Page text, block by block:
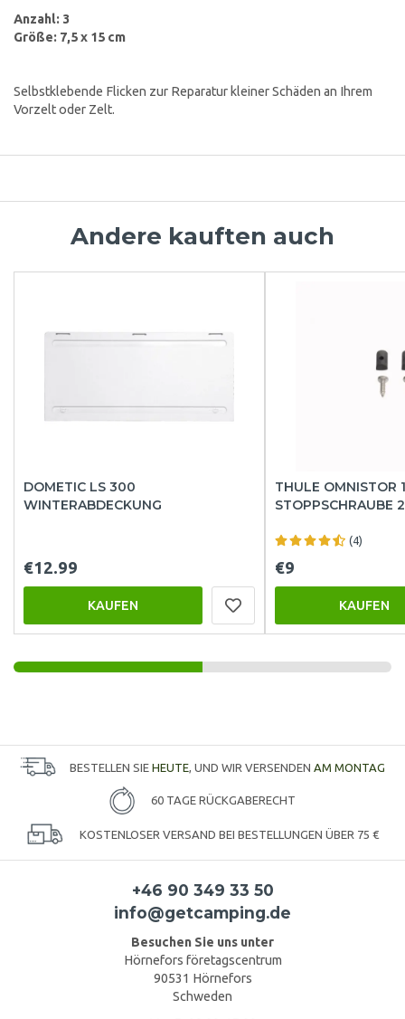
Anzahl: 3
Größe: 7,5 x 15 cm
Selbstklebende Flicken zur Reparatur kleiner Schäden an Ihrem
Vorzelt oder Zelt.
Andere kauften auch
DOMETIC LS 300
WINTERABDECKUNG
€12.99
KAUFEN
THULE OMNISTOR
STOPPSCHRAUBE
(4)
€9
KAUFEN
BESTELLEN SIE HEUTE , UND WIR VERSENDEN AM MONTAG
60 TAGE RÜCKGABERECHT
KOSTENLOSER VERSAND BEI BESTELLUNGEN ÜBER 75 €
+46 90 349 33 50
info@getcamping.de
Besuchen Sie uns unter
Hörnefors företagscentrum
90531 Hörnefors
Schweden